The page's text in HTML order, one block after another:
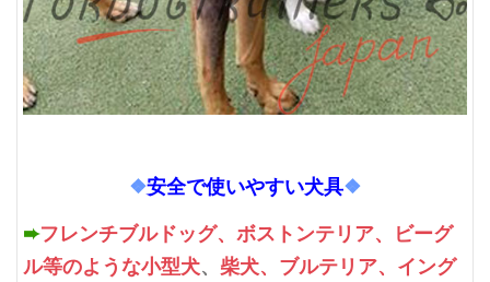
❖安全で使いやすい犬具❖
➨フレンチブルドッグ、ボストンテリア、ビーグ
ル等のような小型犬、 柴犬、ブルテリア、イング